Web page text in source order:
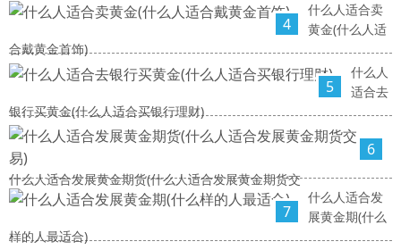
4
什么人适合卖
黄金(什么人适
合戴黄金首饰)
5
什么人
适合去
银行买黄金(什么人适合买银行理财)
6
什么人适合发展黄金期货(什么人适合发展黄金期货交
7
什么人适合发
展黄金期(什么
样的人最适合)